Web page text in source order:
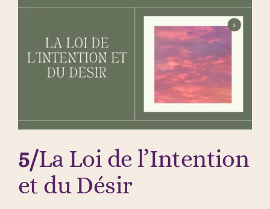
5/La Loi de l’Intention
et du Désir